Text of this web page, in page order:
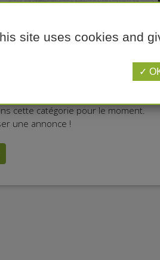
cette catégorie pour le moment.
une annonce !
site uses cookies and